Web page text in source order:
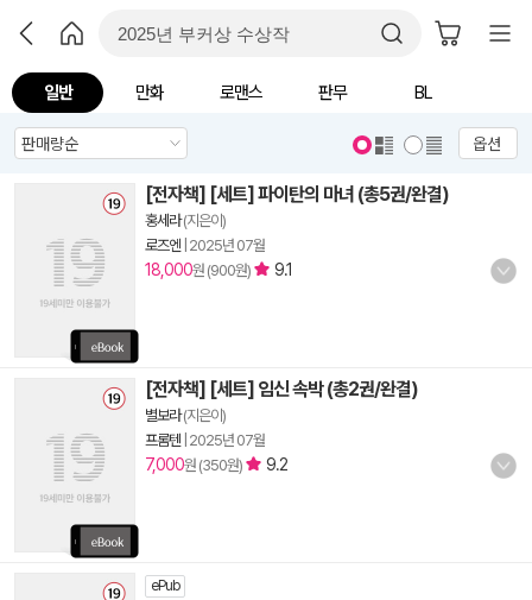
일반 만화 로맨스 판무 BL
옵션
[전자책] [세트] 파이탄의 마녀 (총5권/완결)
홍세라(지은이)
로즈엔 2025년 07월
18,000원 (900원) 9.1
[전자책] [세트] 임신 속박 (총2권/완결)
별보라(지은이)
프롬텐 2025년 07월
7,000원 (350원) 9.2
ePub